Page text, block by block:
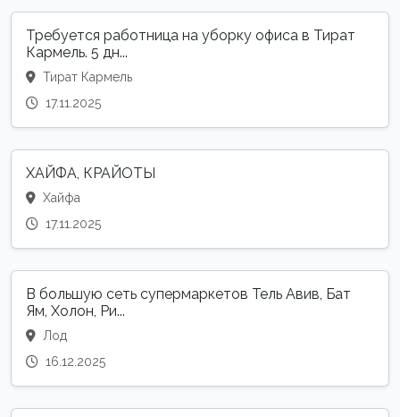
Требуется работница на уборку офиса в Тират
Кармель. 5 дн...
Тират Кармель
17.11.2025
ХАЙФА, КРАЙОТЫ
Хайфа
17.11.2025
В большую сеть супермаркетов Тель Авив, Бат
Ям, Холон, Ри...
Лод
16.12.2025